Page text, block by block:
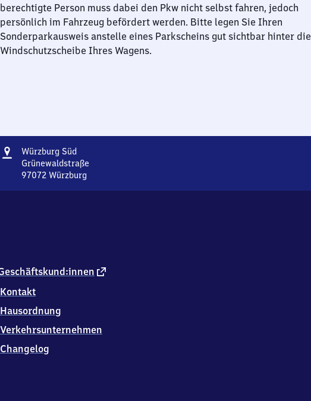
berechtigte Person muss dabei den Pkw nicht selbst fahren, jedoch
persönlich im Fahrzeug befördert werden. Bitte legen Sie Ihren
Sonderparkausweis anstelle eines Parkscheins gut sichtbar hinter die
Windschutzscheibe Ihres Wagens.
Adresse
Würzburg SüdWürzburg
Süd
Grünewaldstraße
97072 Würzburg
2
externer
Kontakt
Hausordnung
Verkehrsunternehmen
Changelog